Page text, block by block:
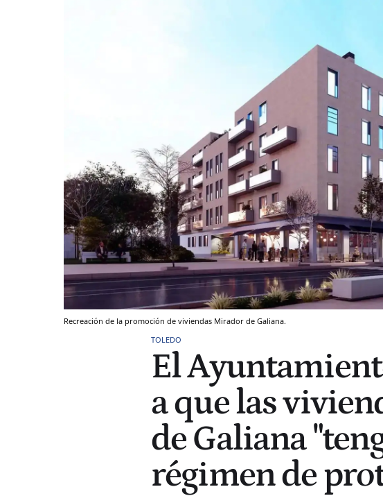
Recreación de la promoción de viviendas Mirador de Galiana.
TOLEDO
El
a que las
de Galiana
régimen de